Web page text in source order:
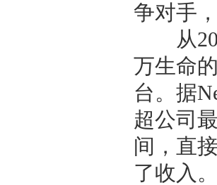
争对手
从
万生命
台。据
超公司
间，直
了收入